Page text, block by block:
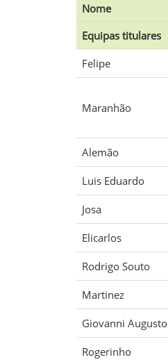
Nome
Equipas titulares
Felipe
Maranhão
Alemão
Luis Eduardo
Josa
Elicarlos
Rodrigo Souto
Martinez
Giovanni Augusto
Rogerinho